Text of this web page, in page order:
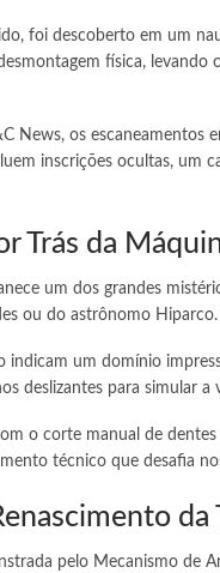
foi descoberto em um
física,
News, os
inscrições ocultas, um
Trás da
um dos grandes
ou do astrônomo
um domínio
deslizantes para simular
o corte manual de
técnico que desafia
da
pelo Mecanismo de